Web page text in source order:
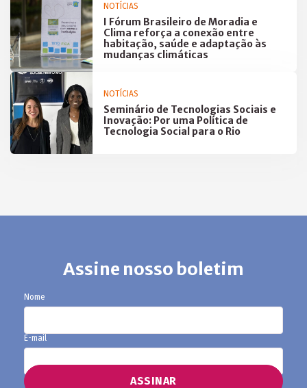
NOTÍCIAS
I Fórum Brasileiro de Moradia e
Clima reforça a conexão entre
habitação, saúde e adaptação às
mudanças climáticas
NOTÍCIAS
Seminário de Tecnologias Sociais e
Inovação: Por uma Política de
Tecnologia Social para o Rio
Assine nosso boletim
Nome
E-mail